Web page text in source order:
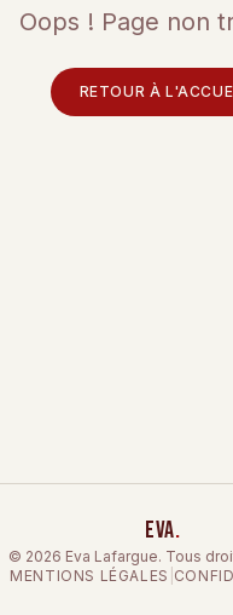
Oops ! Page non
RETOUR À
EVA.
© 2026 Eva Lafargue. Tous
MENTIONS LÉGALES